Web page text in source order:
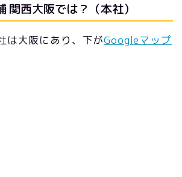
関西大阪では？（本社）
は大阪にあり、下がGoogleマップ